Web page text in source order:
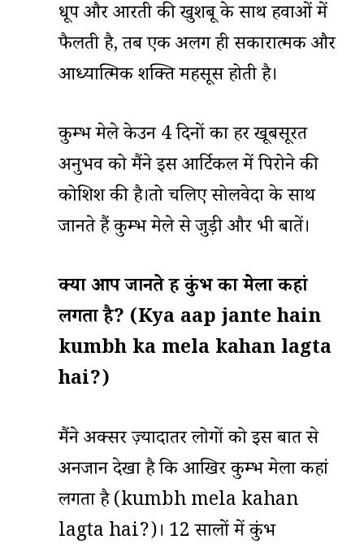
धूप और आरती की खुशबू के साथ हवाओं में
फैलती है, तब एक अलग ही सकारात्मक और
आध्यात्मिक शक्ति महसूस होती है।
कुम्भ मेले केउन 4 दिनों का हर खूबसूरत
अनुभव को मैंने इस आर्टिकल में पिरोने की
कोशिश की है।तो चलिए सोलवेदा के साथ
जानते हैं कुम्भ मेले से जुड़ी और भी बातें।
क्या आप जानते हैं कुंभ का मेला कहां
लगता है? (Kya aap jante hain
kumbh ka mela kahan lagta
hai?)
मैंने अक्सर ज़्यादातर लोगों को इस बात से
अनजान देखा है कि आखिर कुम्भ मेला कहां
लगता है (kumbh mela kahan
lagta hai?)। 12 सालों में कुंभ